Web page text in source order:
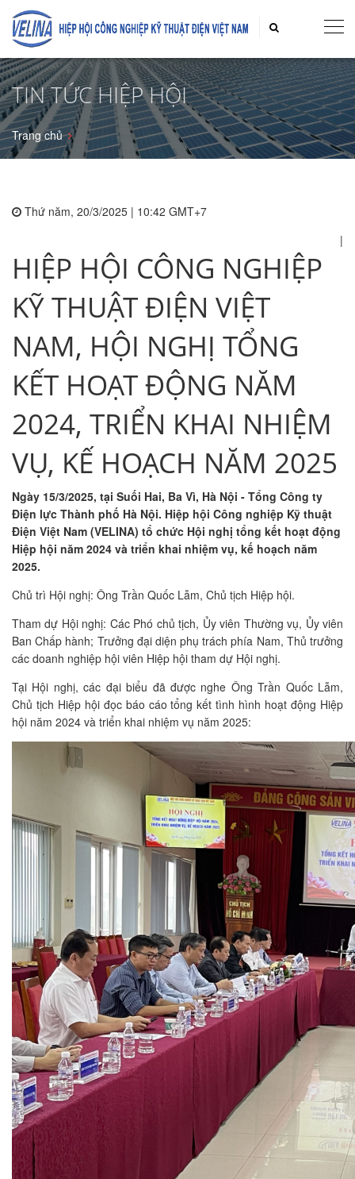
TIN TỨC HIỆP HỘI
Trang chủ
Thứ năm, 20/3/2025 | 10:42 GMT+7
|
HIỆP HỘI CÔNG NGHIỆP
KỸ THUẬT ĐIỆN VIỆT
NAM, HỘI NGHỊ TỔNG
KẾT HOẠT ĐỘNG NĂM
2024, TRIỂN KHAI NHIỆM
VỤ, KẾ HOẠCH NĂM 2025
Ngày 15/3/2025, tại Suối Hai, Ba Vì, Hà Nội - Tổng Công ty
Điện lực Thành phố Hà Nội. Hiệp hội Công nghiệp Kỹ thuật
Điện Việt Nam (VELINA) tổ chức Hội nghị tổng kết hoạt động
Hiệp hội năm 2024 và triển khai nhiệm vụ, kế hoạch năm
2025.
Chủ trì Hội nghị: Ông Trần Quốc Lẫm, Chủ tịch Hiệp hội.
Tham dự Hội nghị: Các Phó chủ tịch, Ủy viên Thường vụ, Ủy viên
Ban Chấp hành; Trưởng đại diện phụ trách phía Nam, Thủ trưởng
các doanh nghiệp hội viên Hiệp hội tham dự Hội nghị.
Tại Hội nghị, các đại biểu đã được nghe Ông Trần Quốc Lẫm,
Chủ tịch Hiệp hội đọc báo cáo tổng kết tình hình hoạt động Hiệp
hội năm 2024 và triển khai nhiệm vụ năm 2025: